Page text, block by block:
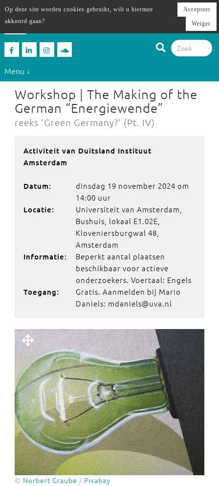
Menu ↓
Workshop | The Making of the
German “Energiewende”
reeks 'Green Germany?' (Pt. IV)
Activiteit van Duitsland Instituut
Amsterdam
Datum:
dinsdag 19 november 2024 om
14:00 uur
Locatie:
Universiteit van Amsterdam,
Bushuis, lokaal E1.02E,
Kloveniersburgwal 48,
Amsterdam
Informatie:
Beperkt aantal plaatsen
beschikbaar voor actieve
onderzoekers. Voertaal: Engels
Toegang:
Gratis. Aanmelden bij Mario
Daniels: mdaniels@uva.nl
© Norbert Graube / Pixabay
Op deze site worden cookies gebruikt, wilt u hiermee
akkoord gaan?
Accepteer
Weiger